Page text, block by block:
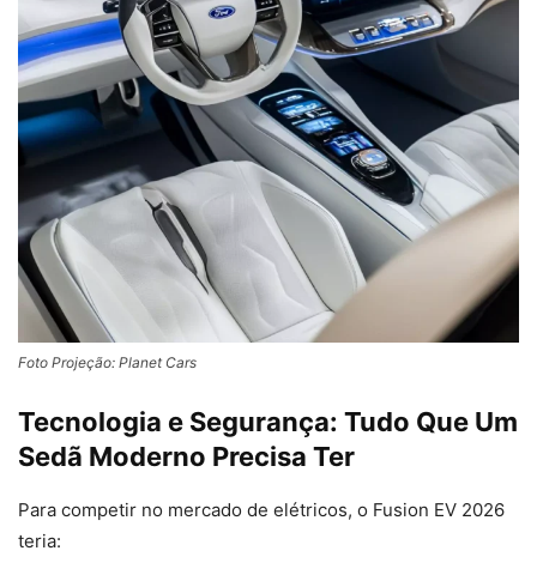
Foto Projeção: Planet Cars
Tecnologia e Segurança: Tudo Que Um
Sedã Moderno Precisa Ter
Para competir no mercado de elétricos, o Fusion EV 2026
teria: